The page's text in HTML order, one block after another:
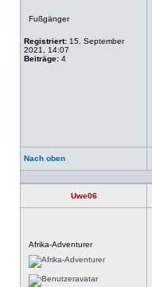
Fußgänger
Registriert: 15. September
2021, 14:07
Beiträge: 4
Nach oben
Uwe06
Afrika-Adventurer